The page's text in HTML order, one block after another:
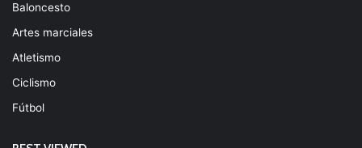
Baloncesto
Artes marciales
Atletismo
Ciclismo
Fútbol